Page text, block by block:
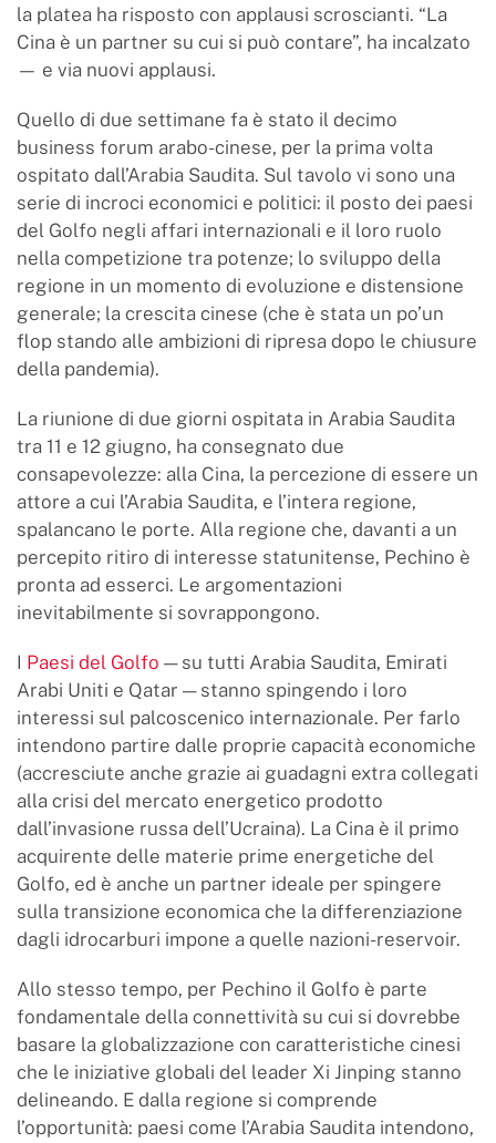
la platea ha risposto con applausi scroscianti. “La
Cina è un partner su cui si può contare”, ha incalzato
— e via nuovi applausi.
Quello di due settimane fa è stato il decimo
business forum arabo-cinese, per la prima volta
ospitato dall’Arabia Saudita. Sul tavolo vi sono una
serie di incroci economici e politici: il posto dei paesi
del Golfo negli affari internazionali e il loro ruolo
nella competizione tra potenze; lo sviluppo della
regione in un momento di evoluzione e distensione
generale; la crescita cinese (che è stata un po’un
flop stando alle ambizioni di ripresa dopo le chiusure
della pandemia).
La riunione di due giorni ospitata in Arabia Saudita
tra 11 e 12 giugno, ha consegnato due
consapevolezze: alla Cina, la percezione di essere un
attore a cui l’Arabia Saudita, e l’intera regione,
spalancano le porte. Alla regione che, davanti a un
percepito ritiro di interesse statunitense, Pechino è
pronta ad esserci. Le argomentazioni
inevitabilmente si sovrappongono.
I Paesi del Golfo — su tutti Arabia Saudita, Emirati
Arabi Uniti e Qatar — stanno spingendo i loro
interessi sul palcoscenico internazionale. Per farlo
intendono partire dalle proprie capacità economiche
(accresciute anche grazie ai guadagni extra collegati
alla crisi del mercato energetico prodotto
dall’invasione russa dell’Ucraina). La Cina è il primo
acquirente delle materie prime energetiche del
Golfo, ed è anche un partner ideale per spingere
sulla transizione economica che la differenziazione
dagli idrocarburi impone a quelle nazioni-reservoir.
Allo stesso tempo, per Pechino il Golfo è parte
fondamentale della connettività su cui si dovrebbe
basare la globalizzazione con caratteristiche cinesi
che le iniziative globali del leader Xi Jinping stanno
delineando. E dalla regione si comprende
l’opportunità: paesi come l’Arabia Saudita intendono,